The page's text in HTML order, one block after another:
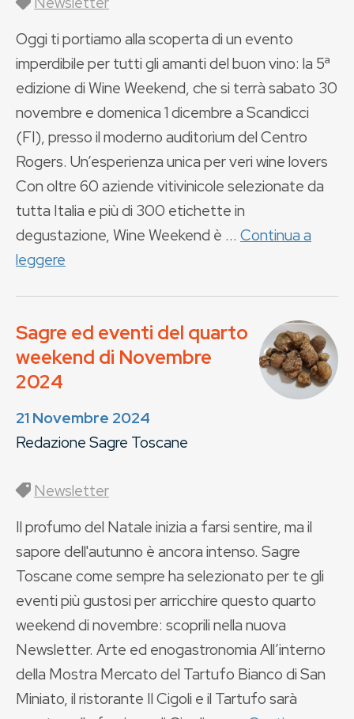
Oggi ti portiamo alla scoperta di un evento
imperdibile per tutti gli amanti del buon vino: la 5ª
edizione di Wine Weekend, che si terrà sabato 30
novembre e domenica 1 dicembre a Scandicci
(FI), presso il moderno auditorium del Centro
Rogers. Un’esperienza unica per veri wine lovers
Con oltre 60 aziende vitivinicole selezionate da
tutta Italia e più di 300 etichette in
degustazione, Wine Weekend è ... Continua a
leggere
Sagre ed eventi del quarto
weekend di Novembre
2024
21 Novembre 2024
Redazione Sagre Toscane
Newsletter
Il profumo del Natale inizia a farsi sentire, ma il
sapore dell'autunno è ancora intenso. Sagre
Toscane come sempre ha selezionato per te gli
eventi più gustosi per arricchire questo quarto
weekend di novembre: scoprili nella nuova
Newsletter. Arte ed enogastronomia All’interno
della Mostra Mercato del Tartufo Bianco di San
Miniato, il ristorante Il Cigoli e il Tartufo sarà